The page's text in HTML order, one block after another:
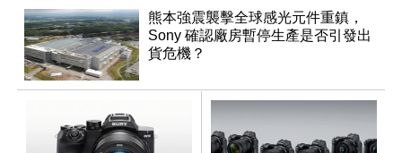
熊本強震襲擊全球感光元件重鎮，
Sony 確認廠房暫停生產是否引發出
貨危機？